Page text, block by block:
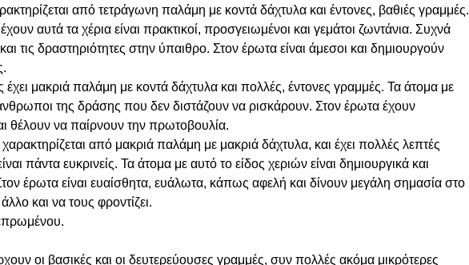
από τετράγωνη παλάμη με κοντά δάχτυλα και έντονες, βαθιές γραμμές.
αυτά τα χέρια είναι πρακτικοί, προσγειωμένοι και γεμάτοι ζωντάνια. Συχνά
τις δραστηριότητες στην ύπαιθρο. Στον έρωτα είναι άμεσοι και δημιουργούν
έχει μακριά παλάμη με κοντά δάχτυλα και πολλές, έντονες γραμμές. Τα άτομα με
άνθρωποι της δράσης που δεν διστάζουν να ρισκάρουν. Στον έρωτα έχουν
θέλουν να παίρνουν την πρωτοβουλία.
από μακριά παλάμη με μακριά δάχτυλα, και έχει πολλές λεπτές
πάντα ευκρινείς. Τα άτομα με αυτό το είδος χεριών είναι δημιουργικά και
έρωτα είναι ευαίσθητα, ευάλωτα, κάπως αφελή και δίνουν μεγάλη σημασία στο
και να τους φροντίζει.
οι βασικές και οι δευτερεύουσες γραμμές, συν πολλές ακόμα μικρότερες